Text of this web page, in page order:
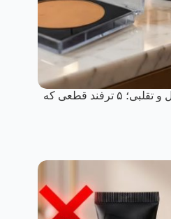
تشخیص پنکک لاکچری کوین اصل و تقلبی؛ ۵ ترفند قطعی که